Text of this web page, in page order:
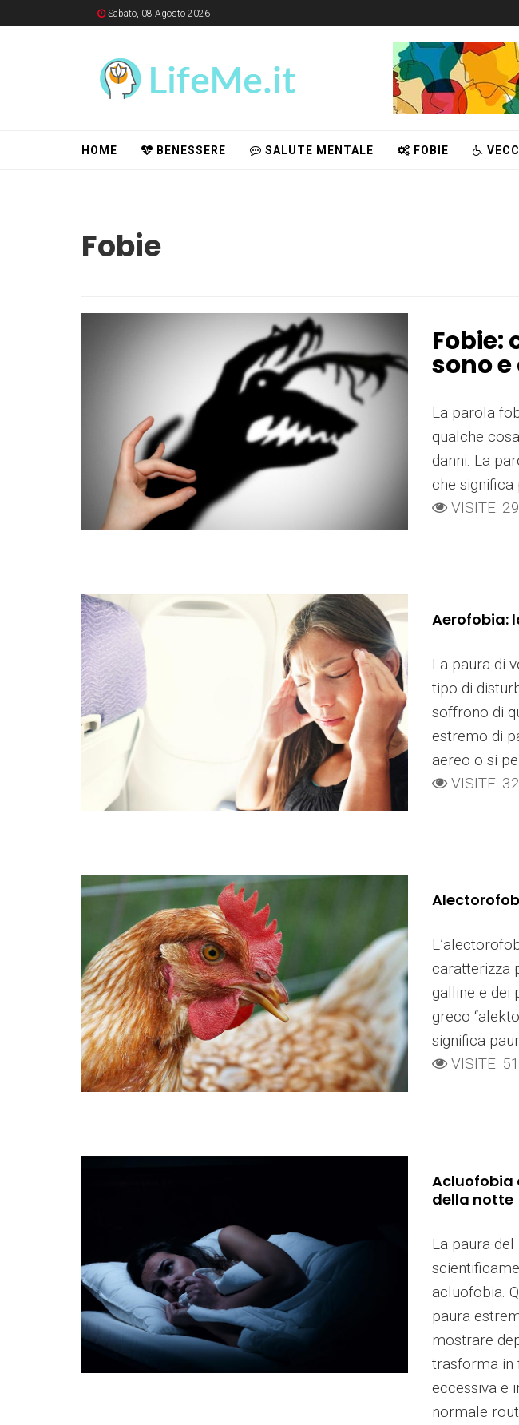
Sabato, 08 Agosto 2026
HOME BENESSERE SALUTE MENTALE FOBIE
Fobie
Fobie:
sono
La parola
qualche
danni. La
che significa
VISITE:
Aerofobia:
La paura di
tipo di
soffrono di
estremo di
aereo o si
VISITE:
caratterizza
galline e dei
greco
significa
VISITE:
Acluofobia
della notte
La paura
acluofobia.
paura
mostrare
trasforma in
eccessiva e
normale